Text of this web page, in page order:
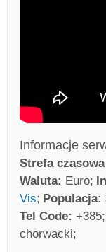
Informacje
Strefa
Waluta: Euro
Vis Populacja:
Tel Code: +385
chorwacki